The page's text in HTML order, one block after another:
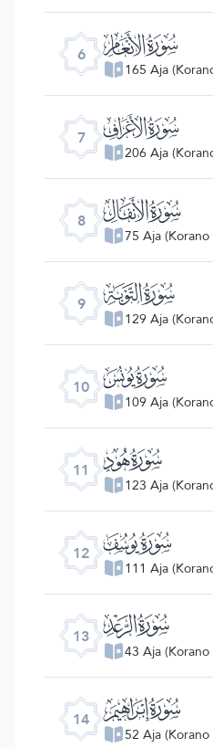
6 ﮒ
165 Aja
7 ﮓ
206 Aja
8 ﮔ
75 Aja
9 ﮕ
129 Aja
10 ﮖ
109 Aja
11 ﮗ
123 Aja
12 ﮘ
111 Aja
13 ﮙ
43 Aja
14 ﮚ
52 Aja